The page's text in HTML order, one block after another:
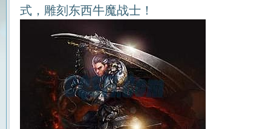
式，雕刻东西牛魔战士！